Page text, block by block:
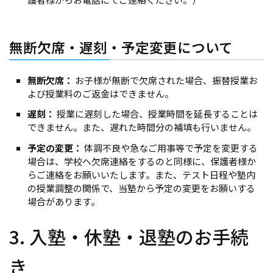
無断欠席・遅刻・予定変更について
無断欠席： お子様が無断で欠席された場合、振替授業お
よび授業料のご返金はできません。
遅刻： 授業に遅刻した場合、授業時間を延長することは
できません。また、遅れた時間分の補填も行いません。
予定の変更： 体調不良や急なご用事等で予定を変更する
場合は、学校へ欠席連絡をするのと同様に、保護者様か
らご連絡をお願いいたします。また、テスト日程や塾内
の授業調整の関係で、当塾から予定の変更をお願いする
場合があります。
3. 入塾・休塾・退塾のお手続
き